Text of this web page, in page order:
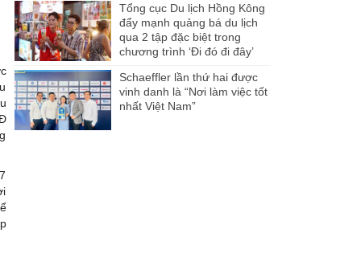
Tổng cục Du lịch Hồng Kông
đẩy mạnh quảng bá du lịch
qua 2 tập đặc biệt trong
chương trình ‘Đi đó đi đây’
Schaeffler lần thứ hai được
vinh danh là “Nơi làm việc tốt
nhất Việt Nam”